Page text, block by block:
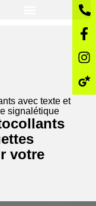
avec texte et
signalétique
votre